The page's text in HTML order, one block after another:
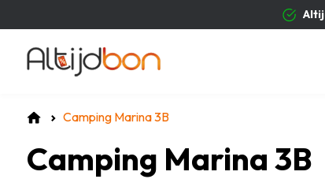
Camping Marina 3B
Camping Marina 3B